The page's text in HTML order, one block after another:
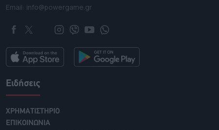
Email: info@powergame.gr
Ειδήσεις
ΧΡΗΜΑΤΙΣΤΗΡΙΟ
ΕΠΙΚΟΙΝΩΝΙΑ